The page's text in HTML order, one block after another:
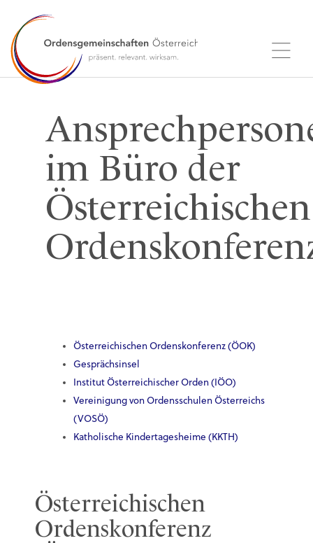
im Büro der
Österreichischen
Österreichischen Ordenskonferenz (ÖOK)
Gesprächsinsel
Institut Österreichischer Orden (IÖO)
Vereinigung von Ordensschulen Österreichs
(VOSÖ)
Katholische Kindertagesheime (KKTH)
Österreichischen
Ordenskonferenz